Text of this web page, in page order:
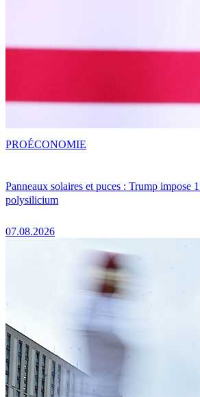
Panneaux solaires et puces : Trump impose
polysilicium
07.08.2026
PROÉCONOMIE